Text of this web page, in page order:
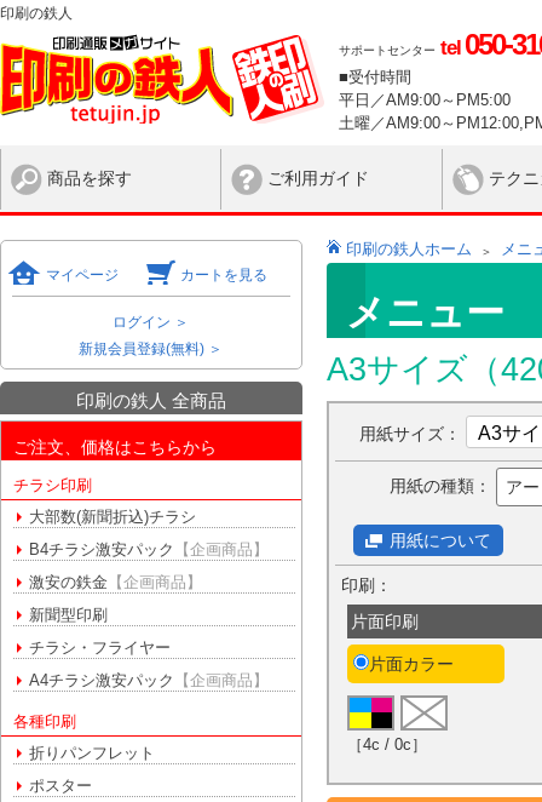
印刷の鉄人
サポートセンター tel 050-
■受付時間
平日／AM9:00～PM5:00
土曜／AM9:00～
商品を探す ご利用ガイド テク
マイページ カートを見る
ログイン ＞
新規会員登録(無料) ＞
印刷の鉄人 全商品
ご注文、価格はこちらから
チラシ印刷
大部数(新聞折込)チラシ
B4チラシ激安パック
【企画商品】
激安の鉄金 【企画商品】
新聞型印刷
チラシ・フライヤー
A4チラシ激安パック
【企画商品】
各種印刷
折りパンフレット
ポスター
印刷の鉄人ホーム メニ
メニュー
A3サイズ（
用紙サイズ：
用紙の種類： ア
用紙について
印刷：
片面印刷
片面カラー
［4c / 0c］